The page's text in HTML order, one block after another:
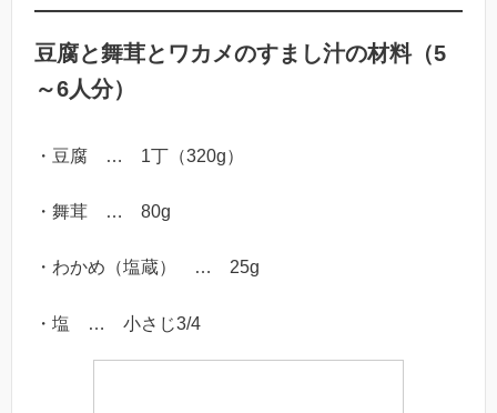
豆腐と舞茸とワカメのすまし汁の材料（5
～6人分）
・豆腐 … 1丁（320g）
・舞茸 … 80g
・わかめ（塩蔵） … 25g
・塩 … 小さじ3/4